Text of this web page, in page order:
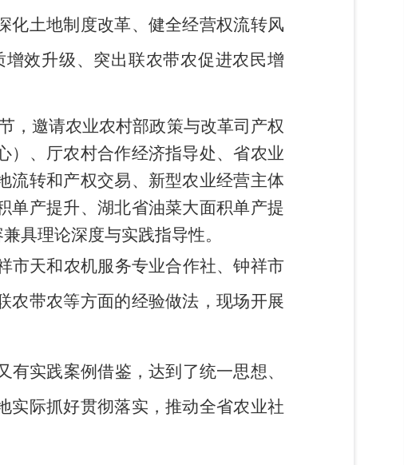
化土地制度改革、健全经营权流转风
效升级、突出联农带农促进农民增
， 邀请农业农村部政策与改革司产权
、厅农村合作经济指导处、省农业
流转和产权交易、新型农业经营主体
单产提升、 湖北省油菜大面积单产提
具理论深度与实践指导性。
市天和农机服务专业合作社、钟祥市
农带农等方面的经验做法，现场开展
实践案例借鉴，达到了统一思想、
实际抓好贯彻落实，推动全省农业社